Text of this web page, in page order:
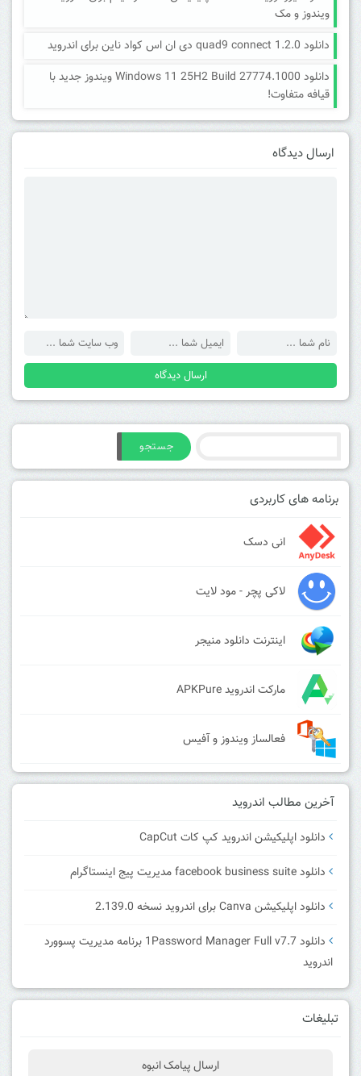
ویندوز و مک
دانلود quad9 connect 1.2.0 دی ان اس کواد ناین برای اندروید
دانلود Windows 11 25H2 Build 27774.1000 ویندوز جدید با
قیافه متفاوت!
ارسال دیدگاه
جستجو
برنامه های کاربردی
انی دسک
لاکی پچر - مود لایت
اینترنت دانلود منیجر
مارکت اندروید APKPure
فعالساز ویندوز و آفیس
آخرین مطالب اندروید
دانلود اپلیکیشن اندروید کپ کات CapCut
دانلود facebook business suite مدیریت پیج اینستاگرام
دانلود اپلیکیشن Canva برای اندروید نسخه 2.139.0
دانلود 1Password Manager Full v7.7 برنامه مدیریت پسوورد
اندروید
تبلیغات
ارسال پیامک انبوه